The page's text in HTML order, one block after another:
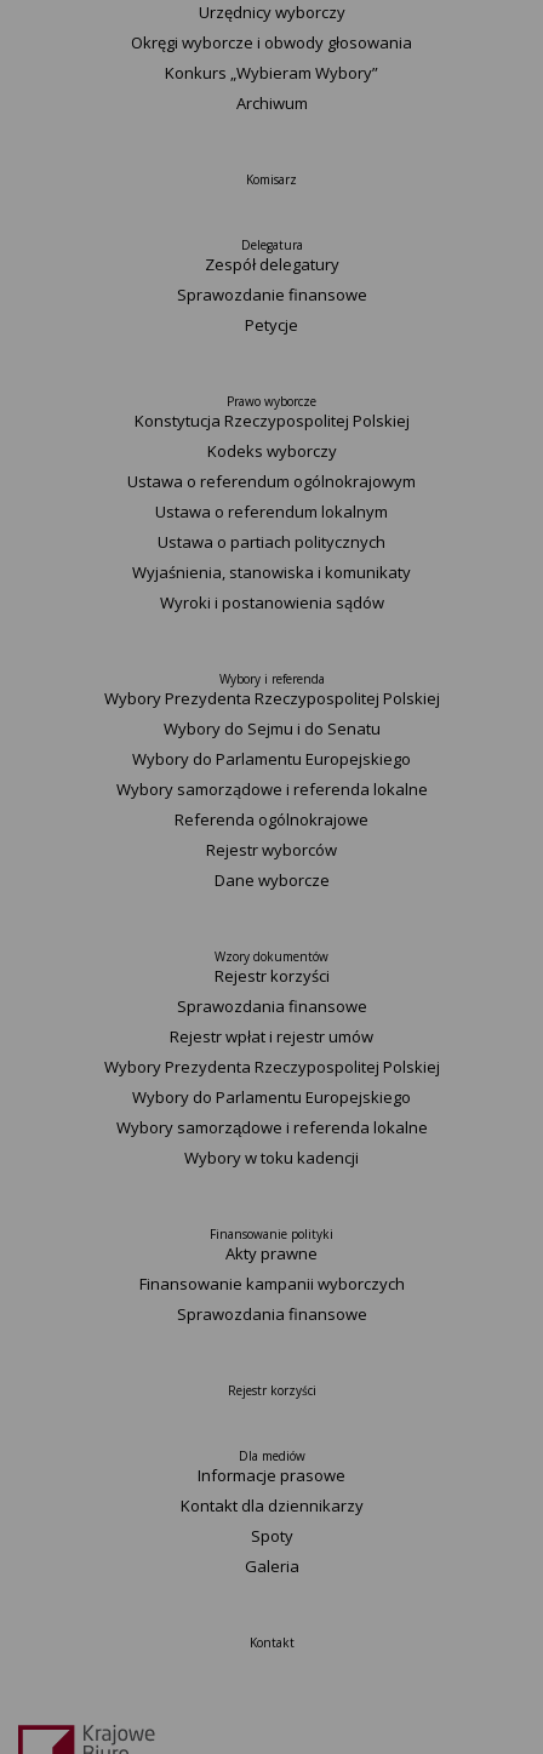
Urzędnicy wyborczy
Okręgi wyborcze i obwody głosowania
Konkurs „Wybieram Wybory”
Archiwum
Komisarz
Delegatura
Zespół delegatury
Sprawozdanie finansowe
Petycje
Prawo wyborcze
Konstytucja Rzeczypospolitej Polskiej​
Kodeks wyborczy
Ustawa o referendum ogólnokrajowym
Ustawa o referendum lokalnym
Ustawa o partiach politycznych
Wyjaśnienia, stanowiska i komunikaty
Wyroki i postanowienia sądów
Wybory i referenda
Wybory Prezydenta Rzeczypospolitej Polskiej
Wybory do Sejmu i do Senatu
Wybory do Parlamentu Europejskiego
Wybory samorządowe i referenda lokalne
Referenda ogólnokrajowe
Rejestr wyborców
Dane wyborcze
Wzory dokumentów
Rejestr korzyści
Sprawozdania finansowe
Rejestr wpłat i rejestr umów
Wybory Prezydenta Rzeczypospolitej Polskiej
Wybory do Parlamentu Europejskiego
Wybory samorządowe i referenda lokalne
Wybory w toku kadencji
Finansowanie polityki
Akty prawne
Finansowanie kampanii wyborczych
Sprawozdania finansowe
Rejestr korzyści
Dla mediów
Informacje prasowe
Kontakt dla dziennikarzy
Spoty
Galeria
Kontakt